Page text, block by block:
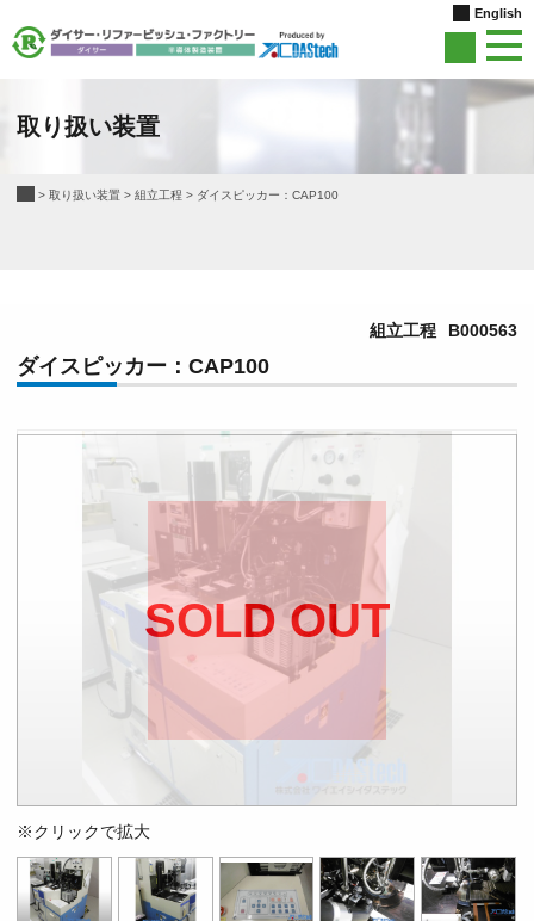
English
取り扱い装置
> 取り扱い装置 > 組立工程 > ダイスピッカー：CAP100
組立工程 B000563
ダイスピッカー：CAP100
SOLD OUT
※クリックで拡大